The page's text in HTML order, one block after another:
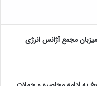
میزبان مجمع آژانس انرژی